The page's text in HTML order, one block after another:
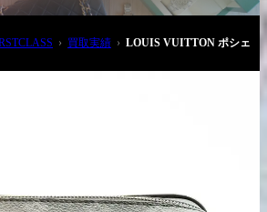
買取実績 LOUIS VUITTON ポシェッ